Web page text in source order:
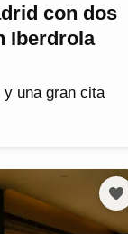
con dos
Iberdrola
una gran cita